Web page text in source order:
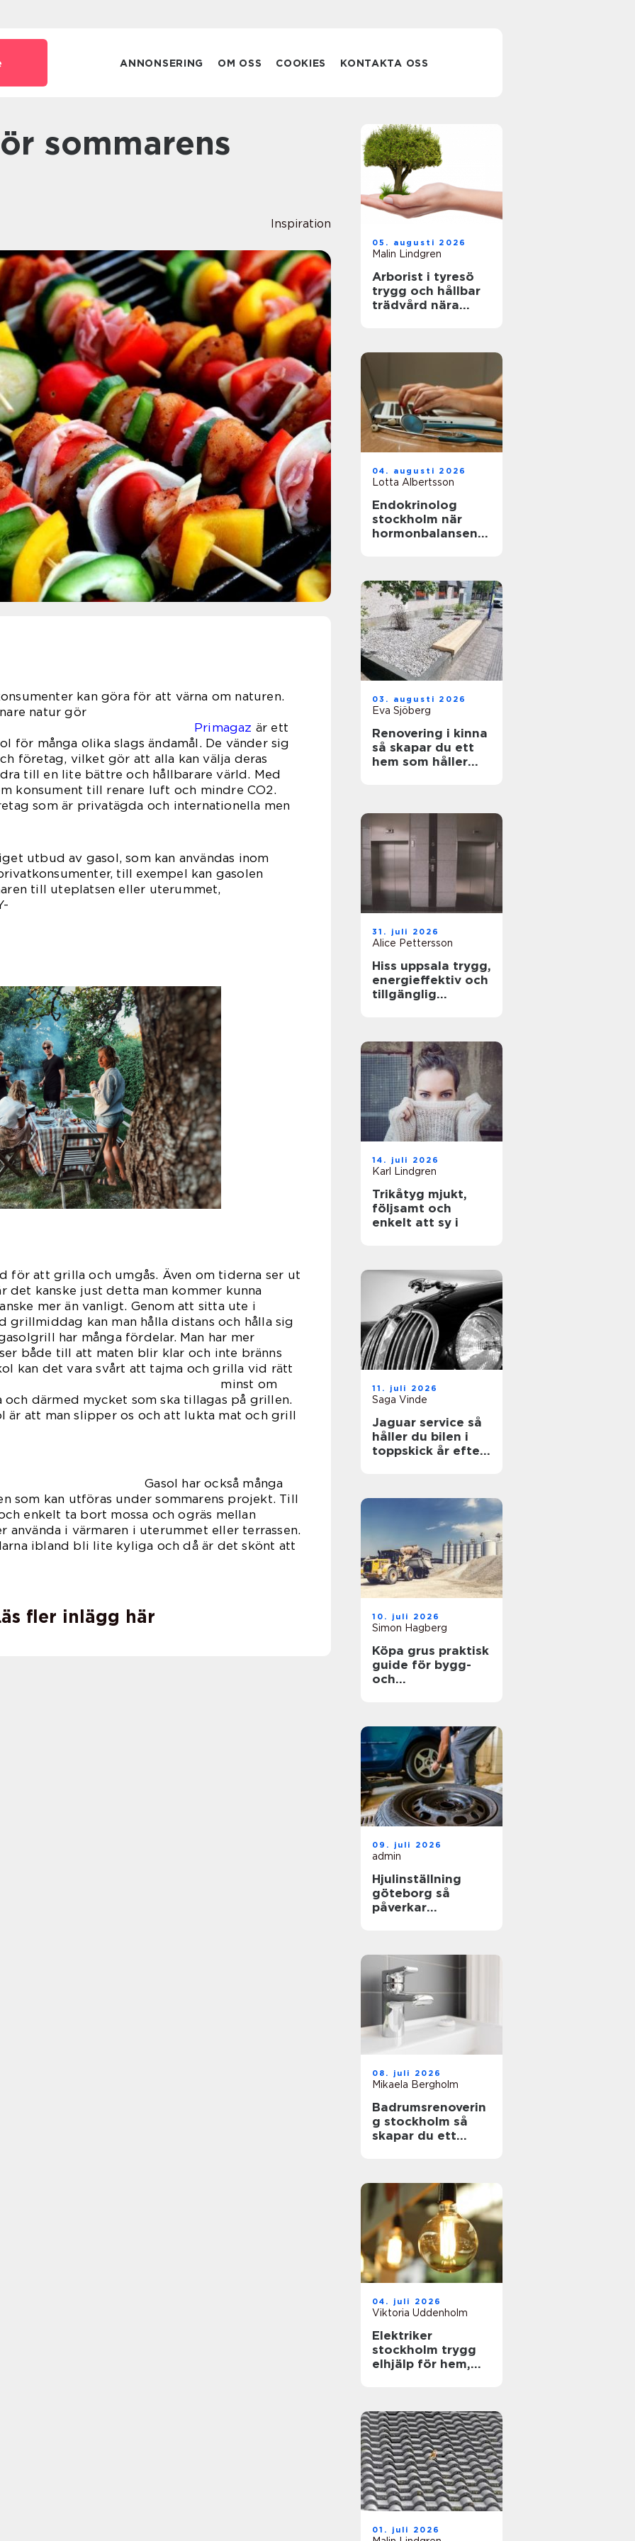
ANNONSERING OM OSS COOKIES KONTAKTA OSS
Inspiration
kan göra för att värna om naturen.
natur gör
Primagaz är ett
för många olika slags ändamål. De vänder sig
företag, vilket gör att alla kan välja deras
till en lite bättre och hållbarare värld. Med
konsument till renare luft och mindre CO2.
som är privatägda och internationella men
utbud av gasol, som kan användas inom
till exempel kan gasolen
till uteplatsen eller uterummet,
för att grilla och umgås. Även om tiderna ser ut
det kanske just detta man kommer kunna
mer än vanligt. Genom att sitta ute i
grillmiddag kan man hålla distans och hålla sig
har många fördelar. Man har mer
både till att maten blir klar och inte bränns
kan det vara svårt att tajma och grilla vid rätt
minst om
och därmed mycket som ska tillagas på grillen.
är att man slipper os och att lukta mat och grill
också många
som kan utföras under sommarens projekt. Till
enkelt ta bort mossa och ogräs mellan
använda i värmaren i uterummet eller terrassen.
ibland bli lite kyliga och då är det skönt att
fler inlägg här
05. augusti 2026
Malin Lindgren
Arborist i tyresö
trygg och hållbar
trädvård nära
04. augusti 2026
Lotta Albertsson
Endokrinolog
stockholm när
hormonbalansen
03. augusti 2026
Eva Sjöberg
Renovering i kinna
så skapar du ett
hem som håller
31. juli 2026
Alice Pettersson
Hiss uppsala trygg,
energieffektiv och
tillgänglig
14. juli 2026
Karl Lindgren
Trikåtyg mjukt,
följsamt och
enkelt att sy i
11. juli 2026
Saga Vinde
Jaguar service så
håller du bilen i
toppskick år efter
10. juli 2026
Simon Hagberg
Köpa grus praktisk
guide för bygg-
och
09. juli 2026
admin
Hjulinställning
göteborg så
påverkar
08. juli 2026
Mikaela Bergholm
Badrumsrenoverin
g stockholm så
skapar du ett
04. juli 2026
Viktoria Uddenholm
Elektriker
stockholm trygg
elhjälp för hem,
01. juli 2026